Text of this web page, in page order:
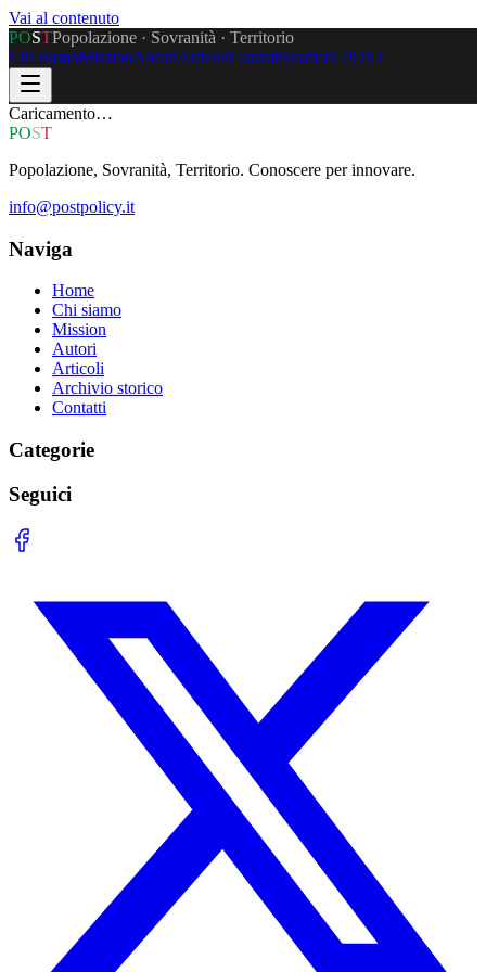
Vai al contenuto
POSTPopolazione · Sovranità · Territorio
Chi siamoMissionAutoriArticoliContattiSostieni POST
Caricamento…
POST
Popolazione, Sovranità, Territorio. Conoscere per innovare.
info@postpolicy.it
Naviga
Home
Chi siamo
Mission
Autori
Articoli
Archivio storico
Contatti
Categorie
Seguici